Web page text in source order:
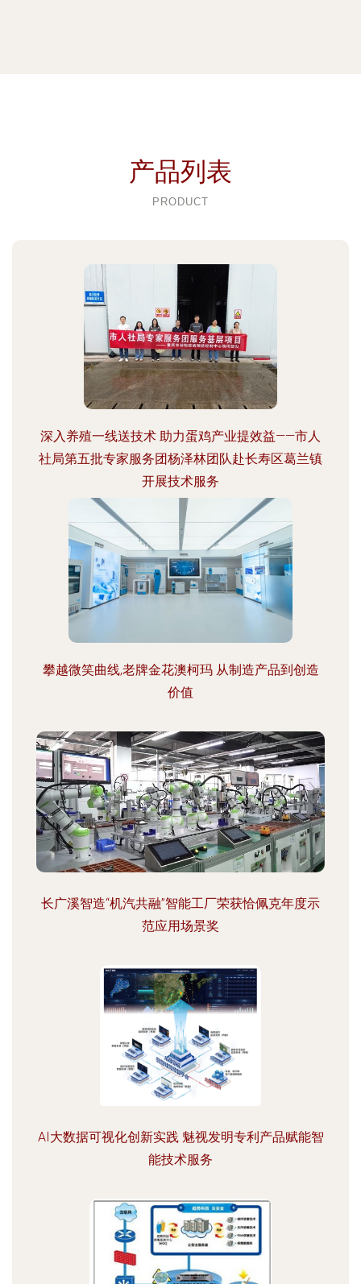
产品列表
PRODUCT
深入养殖一线送技术 助力蛋鸡产业提效益——市人
社局第五批专家服务团杨泽林团队赴长寿区葛兰镇
开展技术服务
攀越微笑曲线,老牌金花澳柯玛 从制造产品到创造
价值
长广溪智造“机汽共融”智能工厂荣获恰佩克年度示
范应用场景奖
AI大数据可视化创新实践 魅视发明专利产品赋能智
能技术服务